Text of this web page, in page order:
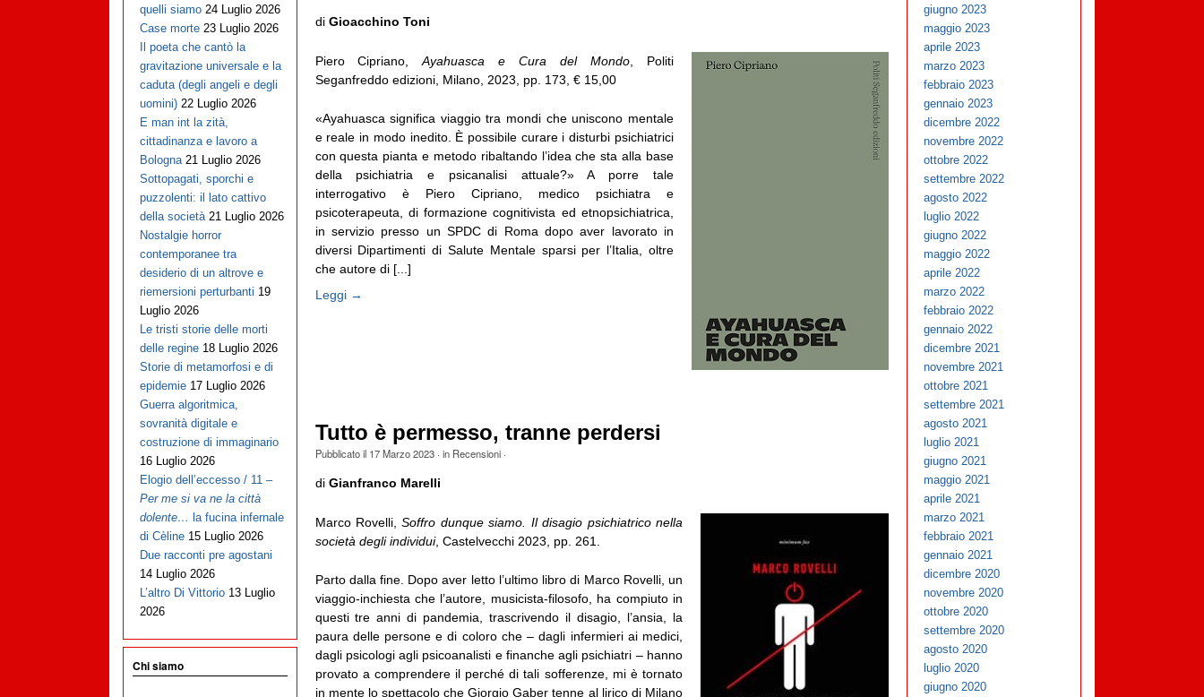
di Gioacchino Toni
Piero Cipriano,Ayahuasca e Cura del Mondo , Politi
Seganfreddo edizioni, Milano, 2023, pp. 173, € 15,00
«Ayahuasca significa viaggio tra mondi che uniscono mentale
e reale in modo inedito. È possibile curare i disturbi psichiatrici
con questa pianta e metodo ribaltando l’idea che sta alla base
della psichiatria e psicanalisi attuale?» A porre tale
interrogativo è Piero Cipriano, medico psichiatra e
psicoterapeuta, di formazione cognitivista ed etnopsichiatrica,
in servizio presso un SPDC di Roma dopo aver lavorato in
diversi Dipartimenti di Salute Mentale sparsi per l’Italia, oltre
che autore di [...]
Leggi →
Tutto è permesso, tranne perdersi
Pubblicato il 17 Marzo 2023· in Recensioni·
di Gianfranco Marelli
Marco Rovelli,Soffro dunque siamo. Il disagio psichiatrico nella
società degli individui, Castelvecchi 2023, pp. 261.
Parto dalla fine. Dopo aver letto l’ultimo libro di Marco Rovelli, un
viaggio-inchiesta che l’autore, musicista-filosofo, ha compiuto in
questi tre anni di pandemia, trascrivendo il disagio, l’ansia, la
paura delle persone e di coloro che – dagli infermieri ai medici,
dagli psicologi agli psicoanalisti e finanche agli psichiatri – hanno
provato a comprendere il perché di tali sofferenze, mi è tornato
in mente lo spettacolo che Giorgio Gaber tenne al lirico di Milano
quelli siamo 24 Luglio 2026
Case morte 23 Luglio 2026
Il poeta che cantò la
gravitazione universale e la
caduta (degli angeli e degli
uomini) 22 Luglio 2026
E man int la zità,
cittadinanza e lavoro a
Bologna 21 Luglio 2026
Sottopagati, sporchi e
puzzolenti: il lato cattivo
della società 21 Luglio 2026
Nostalgie horror
contemporanee tra
desiderio di un altrove e
riemersioni perturbanti 19
Luglio 2026
Le tristi storie delle morti
delle regine 18 Luglio 2026
Storie di metamorfosi e di
epidemie 17 Luglio 2026
Guerra algoritmica,
sovranità digitale e
costruzione di immaginario
16 Luglio 2026
Elogio dell’eccesso / 11 –
Per me si va ne la città
dolente… la fucina infernale
di Cèline 15 Luglio 2026
Due racconti pre agostani
14 Luglio 2026
L’altro Di Vittorio 13 Luglio
2026
Chi siamo
giugno 2023
maggio 2023
aprile 2023
marzo 2023
febbraio 2023
gennaio 2023
dicembre 2022
novembre 2022
ottobre 2022
settembre 2022
agosto 2022
luglio 2022
giugno 2022
maggio 2022
aprile 2022
marzo 2022
febbraio 2022
gennaio 2022
dicembre 2021
novembre 2021
ottobre 2021
settembre 2021
agosto 2021
luglio 2021
giugno 2021
maggio 2021
aprile 2021
marzo 2021
febbraio 2021
gennaio 2021
dicembre 2020
novembre 2020
ottobre 2020
settembre 2020
agosto 2020
luglio 2020
giugno 2020